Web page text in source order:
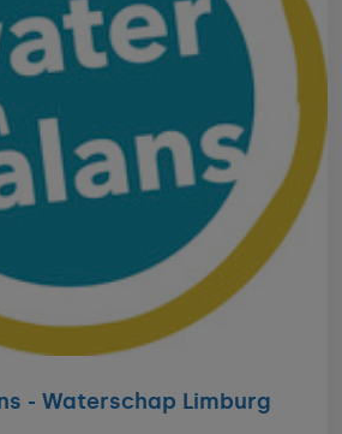
- Waterschap Limburg